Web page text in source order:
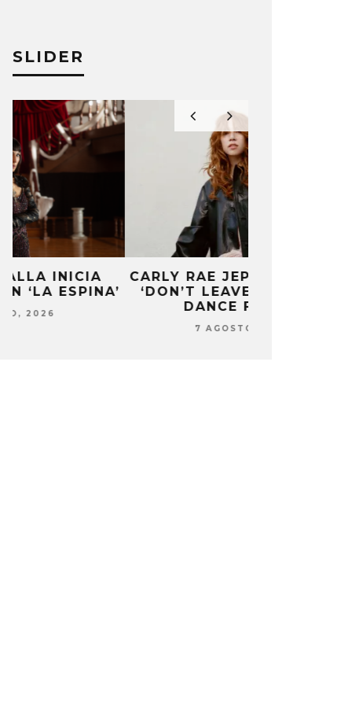
SLIDER
CARLY RAE JEPSEN PUBLICA
‘DON’T LEAVE ME ON THE
DANCE FLOOR’